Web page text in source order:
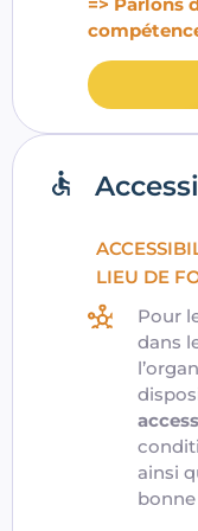
LIEU DE
Pour
dans
ainsi